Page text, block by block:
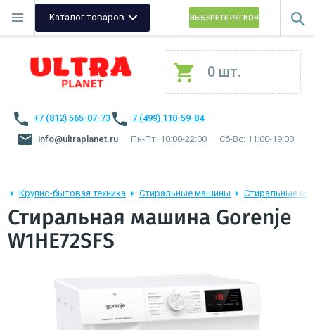
Каталог товаров ВЫБЕРЕТЕ РЕГИОН
0 шт.
+7 (812) 565-07-73
7 (499) 110-59-84
info@ultraplanet.ru
Пн-Пт: 10:00-22:00 Сб-Вс: 11:00-19:00
Крупно-бытовая техника Стиральные машины Стиральные
Стиральная машина Gorenje
W1HE72SFS